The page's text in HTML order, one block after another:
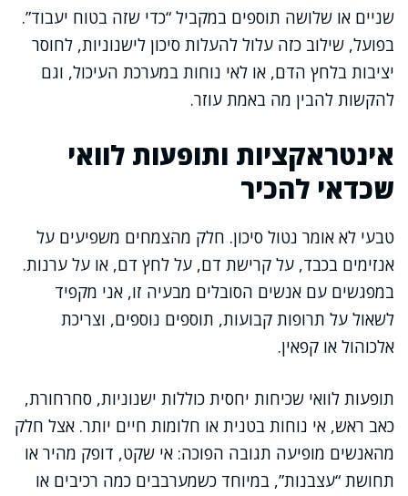
שניים או שלושה תוספים במקביל “כדי שזה בטוח יעבוד”.
בפועל, שילוב כזה עלול להעלות סיכון לישנוניות, לחוסר
יציבות בלחץ הדם, או לאי נוחות במערכת העיכול, וגם
להקשות להבין מה באמת עוזר.
אינטראקציות ותופעות לוואי
שכדאי להכיר
טבעי לא אומר נטול סיכון. חלק מהצמחים משפיעים על
אנזימים בכבד, על קרישת דם, על לחץ דם, או על ערנות.
במפגשים עם אנשים הסובלים מבעיה זו, אני מקפיד
לשאול על תרופות קבועות, תוספים נוספים, וצריכת
אלכוהול או קפאין.
תופעות לוואי שכיחות יחסית כוללות ישנוניות, סחרחורת,
כאב ראש, אי נוחות בטנית או חלומות חיים יותר. אצל חלק
מהאנשים מופיעה תגובה הפוכה: אי שקט, דופק מהיר או
תחושת “עצבנות”, במיוחד כשמערבבים כמה רכיבים או